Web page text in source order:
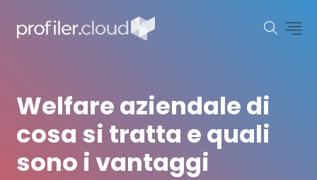
Welfare aziendale di
cosa si tratta e quali
sono i vantaggi